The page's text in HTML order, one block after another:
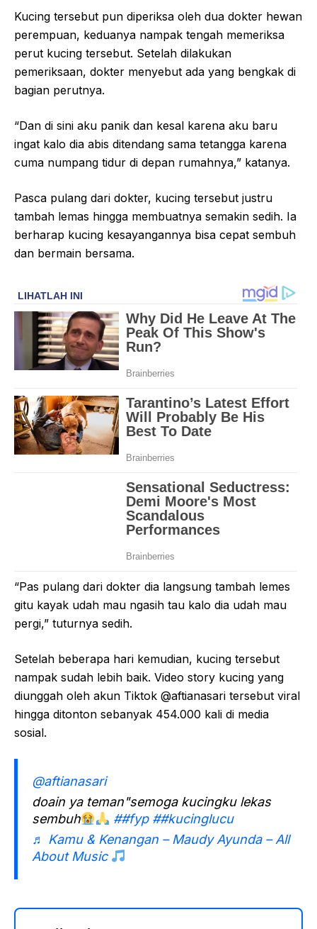
Kucing tersebut pun diperiksa oleh dua dokter hewan
perempuan, keduanya nampak tengah memeriksa
perut kucing tersebut. Setelah dilakukan
pemeriksaan, dokter menyebut ada yang bengkak di
bagian perutnya.
“Dan di sini aku panik dan kesal karena aku baru
ingat kalo dia abis ditendang sama tetangga karena
cuma numpang tidur di depan rumahnya,” katanya.
Pasca pulang dari dokter, kucing tersebut justru
tambah lemas hingga membuatnya semakin sedih. Ia
berharap kucing kesayangannya bisa cepat sembuh
dan bermain bersama.
“Pas pulang dari dokter dia langsung tambah lemes
gitu kayak udah mau ngasih tau kalo dia udah mau
pergi,” tuturnya sedih.
Setelah beberapa hari kemudian, kucing tersebut
nampak sudah lebih baik. Video story kucing yang
diunggah oleh akun Tiktok @aftianasari tersebut viral
hingga ditonton sebanyak 454.000 kali di media
sosial.
@aftianasari
doain ya teman"semoga kucingku lekas
sembuh
##fyp ##kucinglucu
♬ Kamu & Kenangan – Maudy Ayunda – All
About Music